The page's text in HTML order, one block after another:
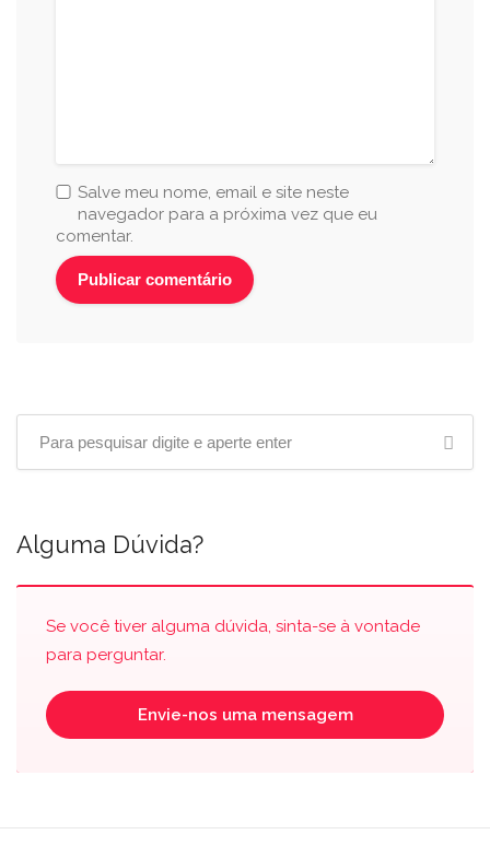
Salve meu nome, email e site neste
navegador para a próxima vez que eu
comentar.
Alguma Dúvida?
Se você tiver alguma dúvida, sinta-se à vontade
para perguntar.
Envie-nos uma mensagem